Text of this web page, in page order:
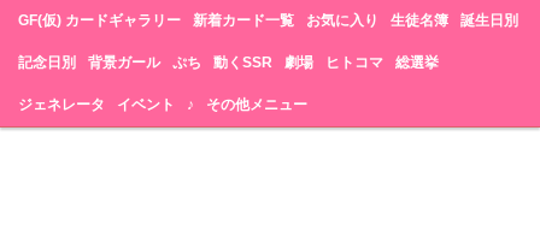
GF(仮) カードギャラリー 新着カード一覧 お気に入り 生徒名簿 誕生日別
記念日別 背景ガール ぷち 動くSSR 劇場 ヒトコマ 総選挙
ジェネレータ イベント ♪ その他メニュー